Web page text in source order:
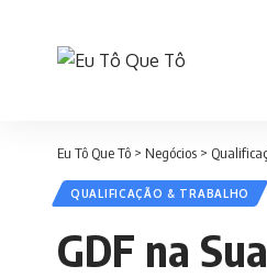
Eu Tô Que Tô > Negócios >
QUALIFICAÇÃO & TRABALHO
GDF na